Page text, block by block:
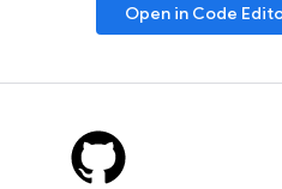
Open in Code